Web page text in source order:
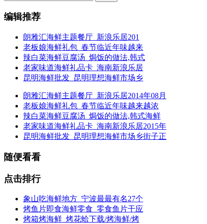
编辑推荐
朗雅汇海鲜主题餐厅_新浪乐居201
老板娘海鲜礼包_春节临近年味越来
辣白菜海鲜豆腐汤_焗饭的做法,韩式
老家味道海鲜礼品卡_海南新浪乐居
昆明海鲜批发_昆明理想海鲜市场乡
朗雅汇海鲜主题餐厅_新浪乐居2014年08月
老板娘海鲜礼包_春节临近年味越来越浓
辣白菜海鲜豆腐汤_焗饭的做法,韩式海鲜
老家味道海鲜礼品卡_海南新浪乐居2015年
昆明海鲜批发_昆明理想海鲜市场乡街子正
随便看看
点击排行
象山吃海鲜地方_宁波最最有名27个
烤鱼片即食海鲜零食_零食鱼片干应
烤箱烤海鲜_烤花蛤下载/烤海鲜/烤